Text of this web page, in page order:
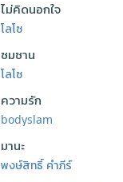
ไม่คิดนอกใจ
โลโซ
ซมซาน
โลโซ
ความรัก
bodyslam
มานะ
พงษ์สิทธิ์ คำภีร์